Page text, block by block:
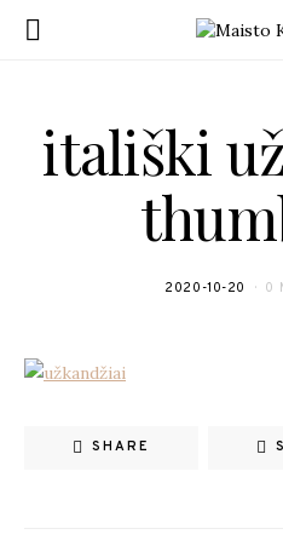
itališki
2020-10-20 0
SHARE